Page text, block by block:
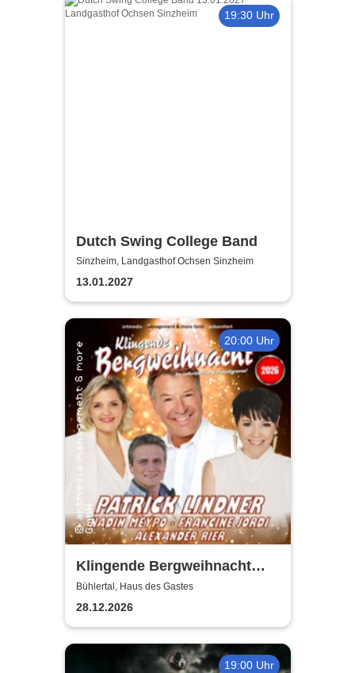
19:30 Uhr
Dutch Swing College Band
Sinzheim, Landgasthof Ochsen Sinzheim
13.01.2027
20:00 Uhr
Klingende Bergweihnacht
2026 - Die volkstümliche
Weihnachtsrevue
Bühlertal, Haus des Gastes
28.12.2026
19:00 Uhr